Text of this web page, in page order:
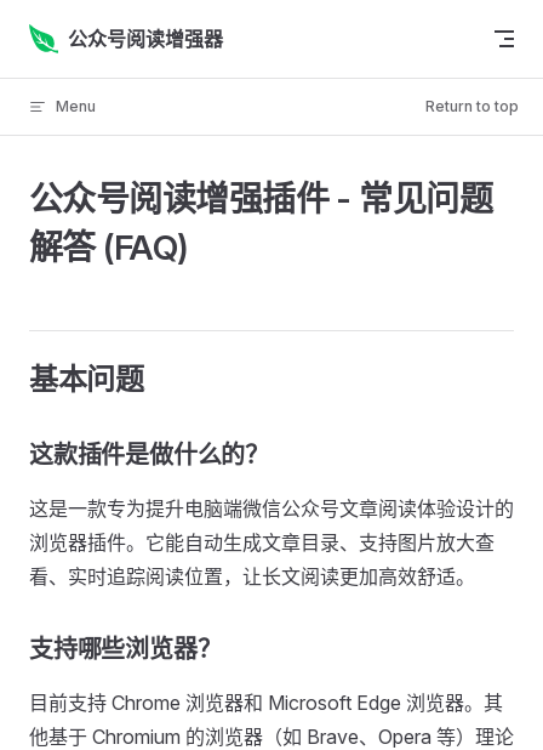
Skip to content
公众号阅读增强器
Menu Return to top
公众号阅读增强插件 - 常见问题
解答 (FAQ)
基本问题
这款插件是做什么的？
这是一款专为提升电脑端微信公众号文章阅读体验设计的
浏览器插件。它能自动生成文章目录、支持图片放大查
看、实时追踪阅读位置，让长文阅读更加高效舒适。
支持哪些浏览器？
目前支持 Chrome 浏览器和 Microsoft Edge 浏览器。其
他基于 Chromium 的浏览器（如 Brave、Opera 等）理论